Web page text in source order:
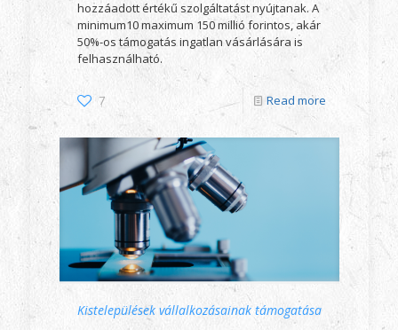
hozzáadott értékű szolgáltatást nyújtanak. A
minimum10 maximum 150 millió forintos, akár
50%-os támogatás ingatlan vásárlására is
felhasználható.
7 Read more
Kistelepülések vállalkozásainak támogatása